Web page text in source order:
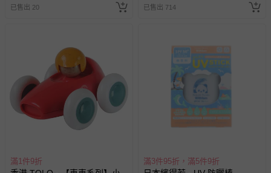
已售出 20 已售出 714
滿1件9折 滿3件95折，滿5件9折